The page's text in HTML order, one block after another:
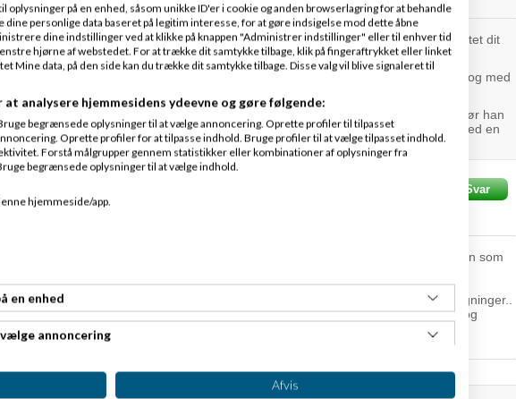
Jul
61
Du skal nok starte med at spørge den person, der har opstillet og indberettet dit
selskabs regnskab, om han er revisor ?
Jeg antager, at han under alle omstændigheder ikke er godkendt revisor i og med
Når han uden at være godkendt revisor alligevel påtegner årsrapporten, gør han
sig skyldig i en forseelse, som Erhvervsstyrelsen sædvanligvis belønner med en
politianmeldelse.
1202
Svar
Den var jo straks langt sjovere.. han er i hvertfald ikke registreret i styrelsen som
Derudover så er påtegningen en god sammenblanding af forskellige påtegninger..
og hjemmebrænderi... opstilling i overskrift, gennemgang/review i omtale og
konklusion, afsnit som både indikerer review og opstilling og så en god del
hjemmebryggede tekster..
Statsautoriseret revisor - København
oplysninger på en enhed, såsom unikke ID'er i cookie og anden browserlagring for at behandle
personlige data baseret på legitim interesse, for at gøre indsigelse mod dette åbne
dine indstillinger ved at klikke på knappen "Administrer indstillinger" eller til enhver tid
hjørne af webstedet. For at trække dit samtykke tilbage, klik på fingeraftrykket eller linket
Mine data, på den side kan du trække dit samtykke tilbage. Disse valg vil blive signaleret til
analysere hjemmesidens ydeevne og gøre følgende:
begrænsede oplysninger til at vælge annoncering. Oprette profiler til tilpasset
Oprette profiler for at tilpasse indhold. Bruge profiler til at vælge tilpasset indhold.
Forstå målgrupper gennem statistikker eller kombinationer af oplysninger fra
begrænsede oplysninger til at vælge indhold.
hjemmeside/app.
en enhed
annoncering
Afvis